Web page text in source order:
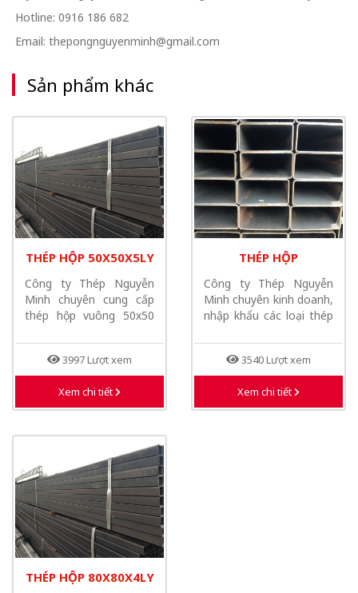
Hotline: 0916 186 682
Email: thepongnguyenminh@gmail.com
Sản phẩm khác
THÉP HỘP 50X50X5LY
Công ty Thép Nguyễn
Minh chuyên cung cấp
thép hộp vuông 50x50
3997 Lượt xem
Xem chi tiết
THÉP HỘP
160X80X5LY
Công ty Thép Nguyễn
Minh chuyên kinh doanh,
nhập khẩu các loại thép
3540 Lượt xem
Xem chi tiết
THÉP HỘP 80X80X4LY